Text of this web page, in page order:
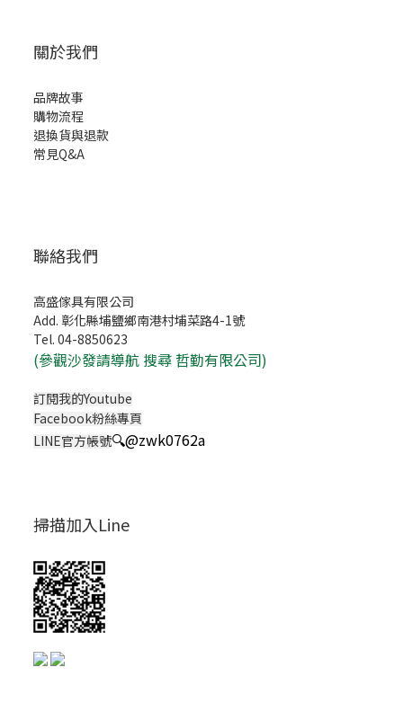
關於我們
品牌故事
購物流程
退換貨與退款
常見Q&A
聯絡我們
高盛傢具有限公司
Add. 彰化縣埔鹽鄉南港村埔菜路4-1號
Tel. 04-8850623
(參觀沙發請導航 搜尋 哲勤有限公司)
訂閱我的Youtube
Facebook粉絲專頁
LINE官方帳號🔍@zwk0762a
掃描加入Line